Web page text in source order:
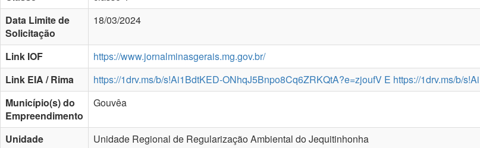
Data Limite de
Solicitação
18/03/2024
Link IOF
https://www.jornalminasgerais.mg.gov.br/
Link EIA / Rima
https://1drv.ms/b/s!Ai1BdtKED-ONhqJ5Bnpo8Cq6ZRKQtA?e=zjoufV E https://1drv.ms/b/
Município(s) do
Empreendimento
Gouvêa
Unidade
Unidade Regional de Regularização Ambiental do Jequitinhonha